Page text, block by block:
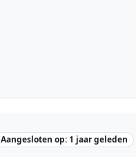
Aangesloten op: 1 jaar geleden